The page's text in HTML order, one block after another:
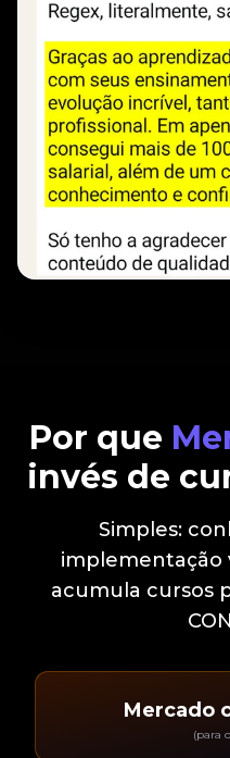
Por que
invés de
Simples:
implementação
acumula cursos
Mercado
(para